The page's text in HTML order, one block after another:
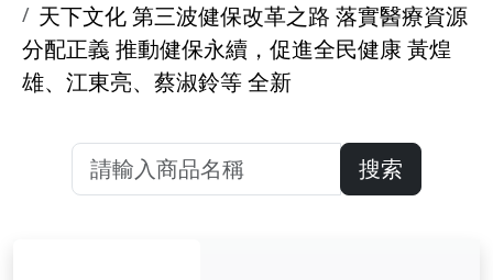
天下文化 第三波健保改革之路 落實醫療資源
分配正義 推動健保永續，促進全民健康 黃煌
雄、江東亮、蔡淑鈴等 全新
搜索